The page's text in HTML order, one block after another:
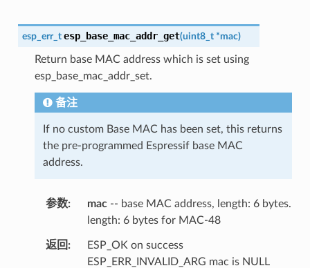
esp_err_t esp_base_mac_addr_get(uint8_t *mac)
Return base MAC address which is set using
esp_base_mac_addr_set.
备注
If no custom Base MAC has been set, this returns
the pre-programmed Espressif base MAC
address.
参数 mac-- base MAC address, length: 6 bytes.
length: 6 bytes for MAC-48
返回
ESP_OK on success
ESP_ERR_INVALID_ARG mac is NULL